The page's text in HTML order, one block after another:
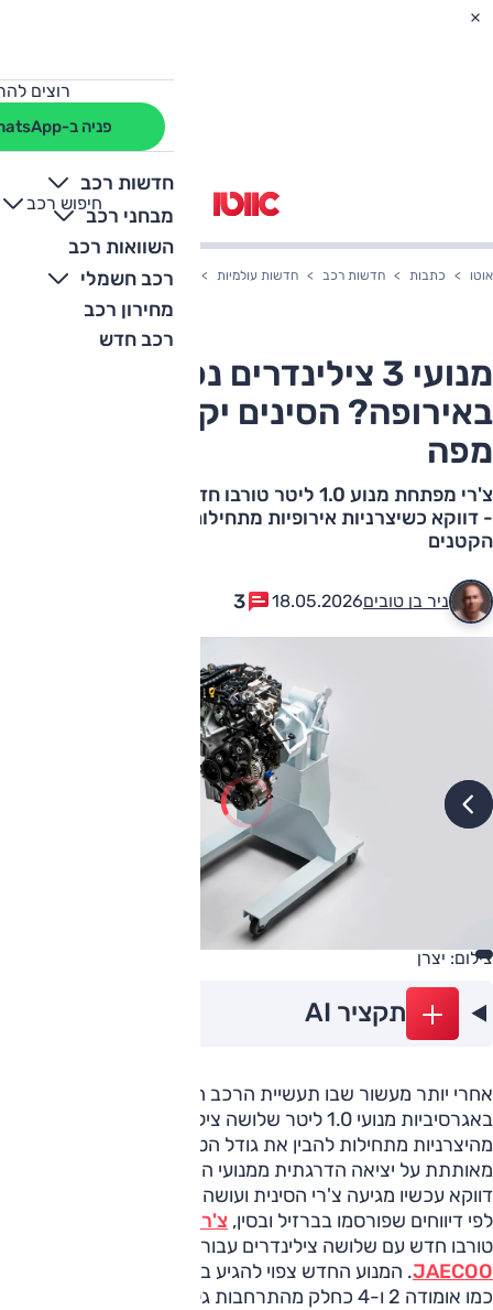
רוצים
פניה ב-WhatsApp
חדשות רכב
מבחני רכב
השוואות רכב
רכב חשמלי
מחירון רכב
רכב חדש
חיפוש רכב
+
-
אוטו כתבות חדשות רכב חדשות עולמיות מנועי 3 צילינדרים נכשלו באירופה? הסינים יקחו את זה מפה
מנועי 3 צילינדרים נכשלו
באירופה? הסינים יקחו את זה
מפה
צ'רי מפתחת מנוע 1.0 ליטר טורבו חדש עבור אומודה ו-ג'אקו
- דווקא כשיצרניות אירופיות מתחילות להתרחק מהמנועים
הקטנים
ניר בן טובים18.05.2026
3
צילום: יצרן
תקציר AI
אחרי יותר מעשור שבו תעשיית הרכב האירופית דחפה
באגרסיביות מנועי 1.0 ליטר שלושה צילינדרים, נראה שחלק
מהיצרניות מתחילות להבין את גודל הטעות. פולקסווגן כבר
דווקא עכשיו מגיעה צ'רי הסינית ועושה בדיוק את ההפך.
לפי דיווחים שפורסמו בברזיל ובסין, צ'רי
טורבו חדש עם שלושה צילינדרים עבור מותגי
JAECOO. המנוע החדש צפוי להגיע בעתיד לדגמים קטנים יותר
כמו אומודה 2 ו-4 כחלק מהתרחבות גלובלית של שני המותגים.